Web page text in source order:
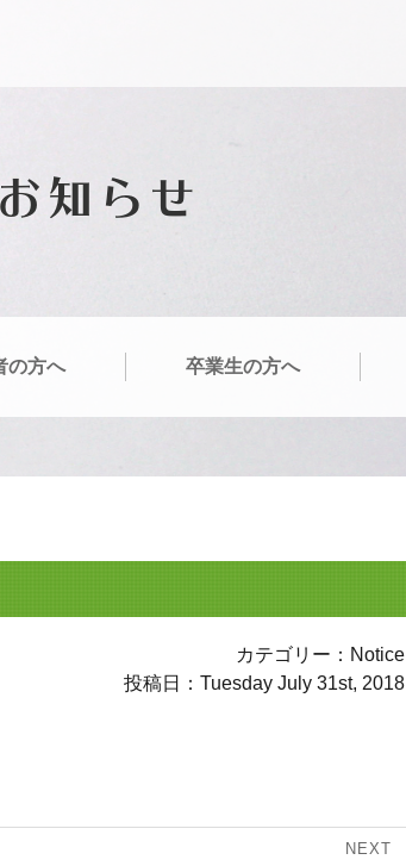
お知らせ
の方へ 卒業生の方へ
カテゴリー：Notice
投稿日：Tuesday July 31st, 2018
NEXT